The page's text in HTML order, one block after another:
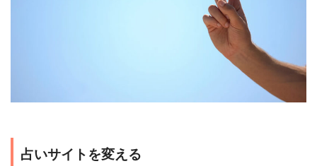
占いサイトを変える